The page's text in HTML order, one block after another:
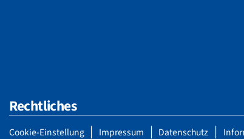
Rechtliches
Cookie-Einstellung Impressum Datenschutz